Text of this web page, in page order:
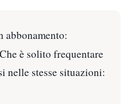
abbonamento:
è solito frequentare
nelle stesse situazioni: